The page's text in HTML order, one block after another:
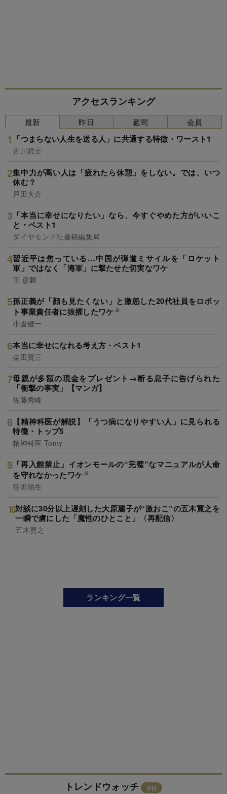
アクセスランキング
最新
「つまらない人生を送る人」に共通する特徴・ワースト1
古川武士
集中力が高い人は「疲れたら休憩」をしない。では、いつ
休む？
戸田大介
「本当に幸せになりたい」なら、今すぐやめた方がいいこ
と・ベスト1
ダイヤモンド社書籍編集局
習近平は焦っている…中国が弾道ミサイルを「ロケット
軍」ではなく「海軍」に撃たせた切実なワケ
王 彦麟
孫正義が「顔も見たくない」と激怒した20代社員をロボッ
ト事業責任者に抜擢したワケ
小倉健一
本当に幸せになれる考え方・ベスト1
柴田賢三
母親が多額の現金をプレゼント→断る息子に告げられた
「衝撃の事実」【マンガ】
佐藤秀峰
【精神科医が解説】「うつ病になりやすい人」に見られる
特徴・トップ5
精神科医 Tomy
「再入館禁止」イオンモールの“完璧”なマニュアルが人命
を守れなかったワケ
窪田順生
対談に30分以上遅刻した大原麗子が“激おこ”の五木寛之を
一瞬で虜にした「魔性のひとこと」〈再配信〉
五木寛之
昨日 週間 会員
ランキング一覧
トレンドウォッチ